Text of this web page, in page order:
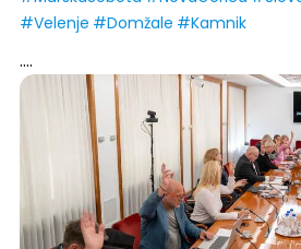
Slovenije na podlagi javnega razpisa
programe in projekte za izenačevanje
katerih sofinanciranje se s predlogom
Potekalo bo prav tako na podlagi
evropskih sredstev. Pri tem se bo od
projektov pričakovalo, da so
izvajanje pilotnih, razvojnih in drugih
ter projektov za izenačevanje
V okviru 3.
#Velenje #Domžale #Kamnik
....